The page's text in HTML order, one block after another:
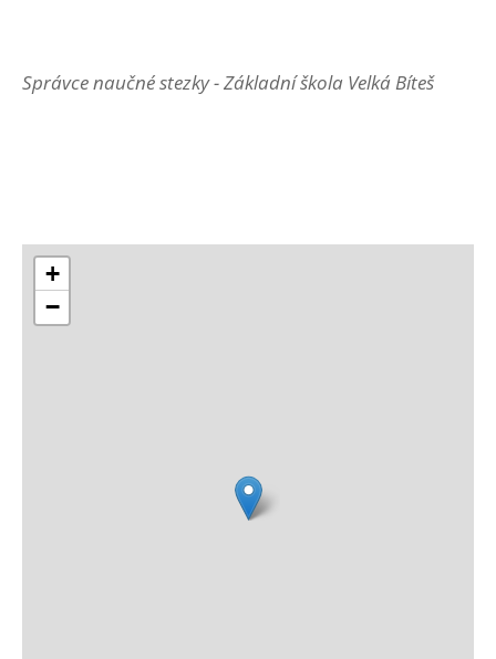
Správce naučné stezky - Základní škola Velká Bíteš
+
−